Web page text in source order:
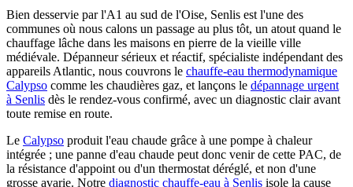
Bien desservie par l'A1 au sud de l'Oise, Senlis est l'une des
communes où nous calons un passage au plus tôt, un atout quand le
chauffage lâche dans les maisons en pierre de la vieille ville
médiévale. Dépanneur sérieux et réactif, spécialiste indépendant des
appareils Atlantic, nous couvrons le chauffe-eau thermodynamique
Calypso comme les chaudières gaz, et lançons le dépannage urgent
à Senlis dès le rendez-vous confirmé, avec un diagnostic clair avant
toute remise en route.
Le Calypso produit l'eau chaude grâce à une pompe à chaleur
intégrée ; une panne d'eau chaude peut donc venir de cette PAC, de
la résistance d'appoint ou d'un thermostat déréglé, et non d'une
grosse avarie. Notre diagnostic chauffe-eau à Senlis isole la cause